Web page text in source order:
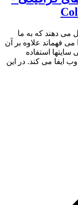
می دهند که به ما
فهماند علاوه بر آن
استفاده
ایفا می کند. در این